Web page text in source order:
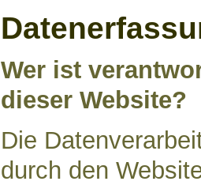
Wer ist
dieser Website?
Die
durch den